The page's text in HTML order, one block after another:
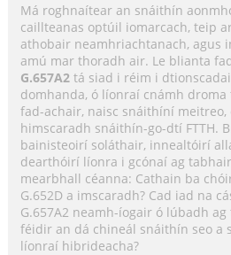
Má roghnaítear an snáithín
caillteanas optúil iomarcach, teip
athobair neamhriachtanach, agus
amú mar thoradh air. Le blianta
G.657A2tá siad i réim i
domhanda, ó líonraí cnámh
fad-achair, naisc snáithíní
himscaradh snáithín-go-dtí FTTH.
bainisteoirí soláthair, innealtóirí
dearthóirí líonra i gcónaí ag
mearbhall céanna: Cathain ba
G.652D a imscaradh? Cad iad na
G.657A2 neamh-íogair ó lúbadh
féidir an dá chineál snáithín seo a
líonraí hibrideacha?